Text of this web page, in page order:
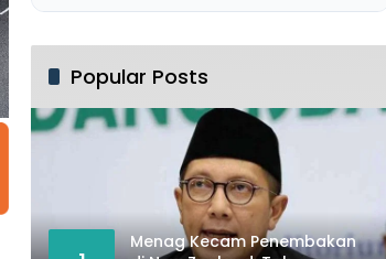
Popular Posts
Menag Kecam Penembakan